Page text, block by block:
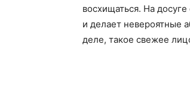
восхищаться. На
и делает невероятные
деле, такое свежее